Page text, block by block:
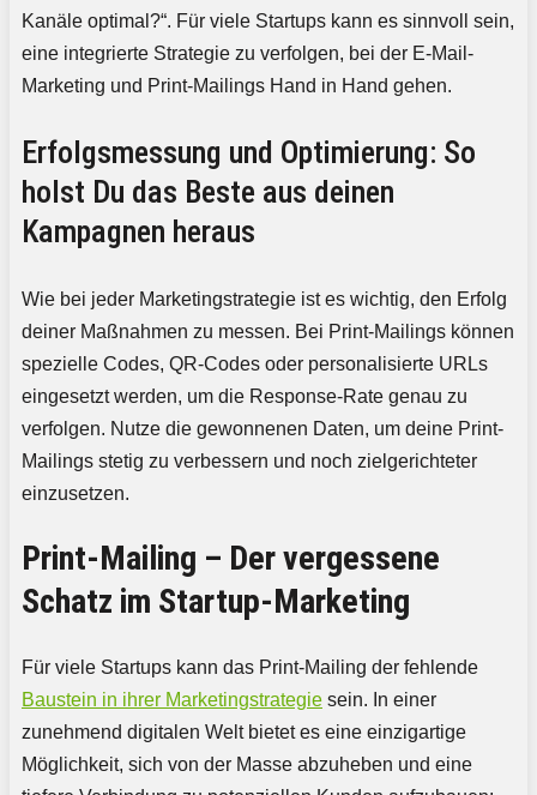
Kanäle optimal?“. Für viele Startups kann es sinnvoll sein,
eine integrierte Strategie zu verfolgen, bei der E-Mail-
Marketing und Print-Mailings Hand in Hand gehen.
Erfolgsmessung und Optimierung: So
holst Du das Beste aus deinen
Kampagnen heraus
Wie bei jeder Marketingstrategie ist es wichtig, den Erfolg
deiner Maßnahmen zu messen. Bei Print-Mailings können
spezielle Codes, QR-Codes oder personalisierte URLs
eingesetzt werden, um die Response-Rate genau zu
verfolgen. Nutze die gewonnenen Daten, um deine Print-
Mailings stetig zu verbessern und noch zielgerichteter
einzusetzen.
Print-Mailing – Der vergessene
Schatz im Startup-Marketing
Für viele Startups kann das Print-Mailing der fehlende
Baustein in ihrer Marketingstrategie sein. In einer
zunehmend digitalen Welt bietet es eine einzigartige
Möglichkeit, sich von der Masse abzuheben und eine